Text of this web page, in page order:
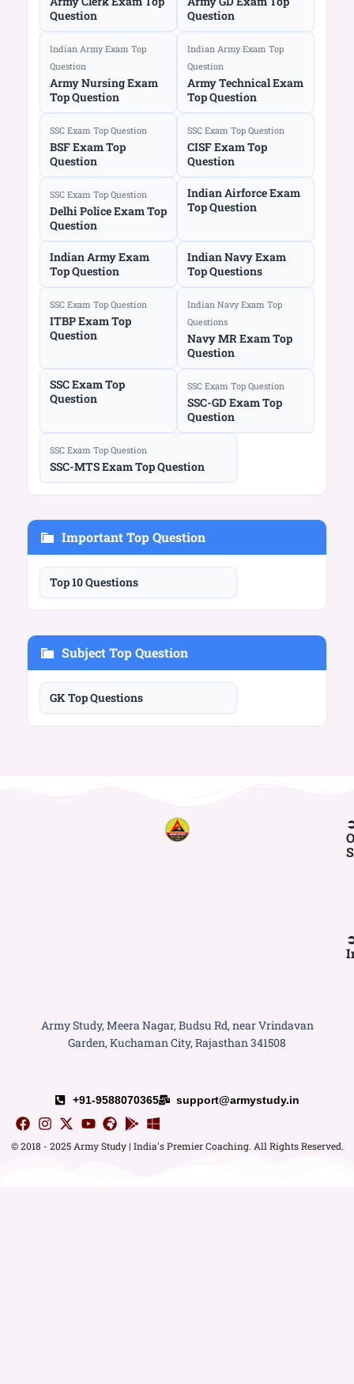
Question
Question
Indian Army Exam Top
Question
Army Nursing Exam
Top Question
Indian Army Exam Top
Question
Army Technical Exam
Top Question
SSC Exam Top Question
BSF Exam Top
Question
SSC Exam Top Question
CISF Exam Top
Question
SSC Exam Top Question
Delhi Police Exam Top
Question
Indian Airforce Exam
Top Question
Indian Army Exam
Top Question
Indian Navy Exam
Top Questions
SSC Exam Top Question
ITBP Exam Top
Question
Indian Navy Exam Top
Questions
Navy MR Exam Top
Question
SSC Exam Top
Question
SSC Exam Top Question
SSC-GD Exam Top
Question
SSC Exam Top Question
SSC-MTS Exam Top Question
Important Top Question
Top 10 Questions
Subject Top Question
GK Top Questions
Army Study, Meera Nagar, Budsu Rd, near Vrindavan
Garden, Kuchaman City, Rajasthan 341508
+91-9588070365 support@armystudy.in
© 2018 - 2025 Army Study | India's Premier Coaching. All Rights Reserved.